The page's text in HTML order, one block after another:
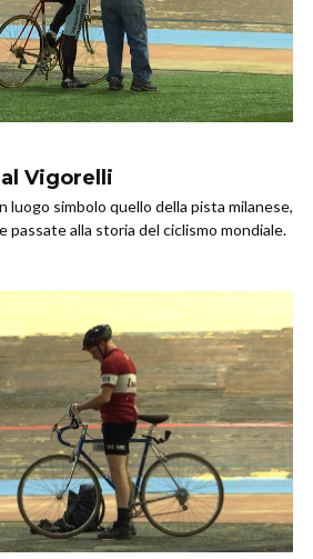
Vigorelli
luogo simbolo quello della pista milanese,
passate alla storia del ciclismo mondiale.